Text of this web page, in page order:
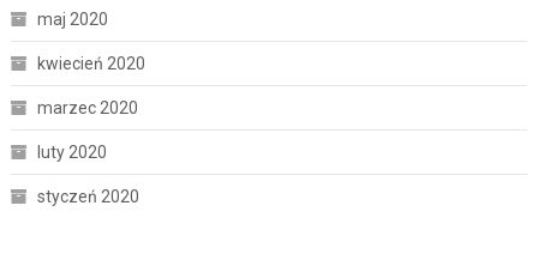
maj 2020
kwiecień 2020
marzec 2020
luty 2020
styczeń 2020